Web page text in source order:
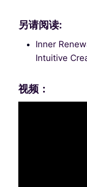
另请阅读:
Inner
Intuitive
视频：